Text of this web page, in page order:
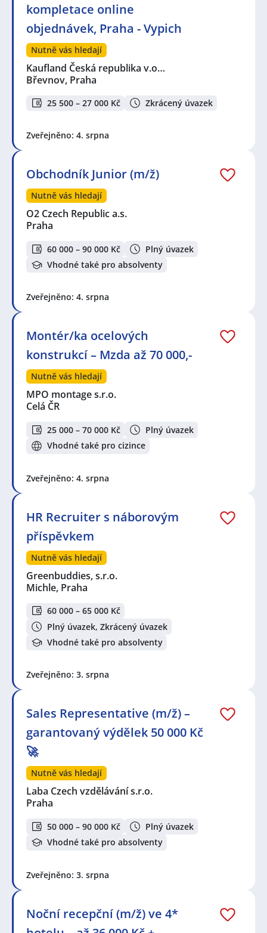
kompletace online
objednávek, Praha - Vypich
Nutně vás hledají
Kaufland Česká republika v.o…
Břevnov, Praha
25 500 – 27 000 Kč Zkrácený úvazek
Zveřejněno: 4. srpna
Obchodník Junior (m/ž)
Nutně vás hledají
O2 Czech Republic a.s.
Praha
60 000 – 90 000 Kč
Plný úvazek
Vhodné také pro absolventy
Zveřejněno: 4. srpna
Montér/ka ocelových
konstrukcí – Mzda až 70 000,-
Nutně vás hledají
MPO montage s.r.o.
Celá ČR
25 000 – 70 000 Kč
Plný úvazek
Vhodné také pro cizince
Zveřejněno: 4. srpna
HR Recruiter s náborovým
příspěvkem
Nutně vás hledají
Greenbuddies, s.r.o.
Michle, Praha
60 000 – 65 000 Kč
Plný úvazek, Zkrácený úvazek
Vhodné také pro absolventy
Zveřejněno: 3. srpna
Sales Representative (m/ž) –
garantovaný výdělek 50 000 Kč
🚀
Nutně vás hledají
Laba Czech vzdělávání s.r.o.
Praha
50 000 – 90 000 Kč
Plný úvazek
Vhodné také pro absolventy
Zveřejněno: 3. srpna
Noční recepční (m/ž) ve 4*